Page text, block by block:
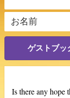
ゲストブッ
Is there any hope